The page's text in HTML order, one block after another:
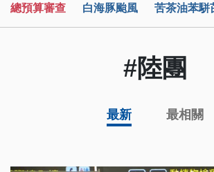
總預算審查 白海豚颱風 苦茶油苯駢
#陸團
最新 最相關